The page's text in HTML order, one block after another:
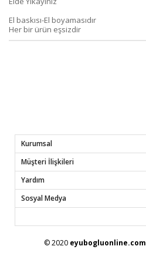
El baskısı-El boyamasıdır
Her bir ürün eşsizdir
Kurumsal
Müşteri İlişkileri
Yardım
Sosyal Medya
© 2020 eyubogluonline.com